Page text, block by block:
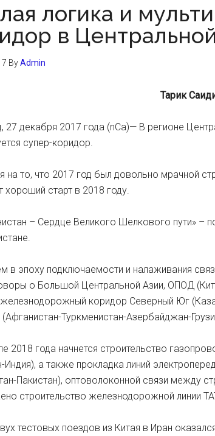
логика и
в
ByAdmin
Тарик
27 декабря 2017 года (nCa)— В регионе
супер-коридор.
на то, что 2017 год был довольно мрачной
старт в 2018 году.
– Сердце Великого Шелкового пути» –
в эпоху подключаемости и налаживания
о Большой Центральной Азии, ОПОД
коридор Северный Юг
Туркменистан-Азербайджан-
2018 года начнется строительство
Индия), а также прокладка линий
Пакистан), оптоволоконной связи между
строительство железнодорожной линии
тестовых поездов из Китая в Иран